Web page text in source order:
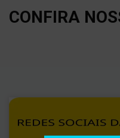
CONFIRA